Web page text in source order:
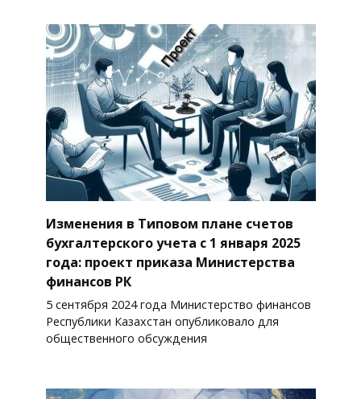
Изменения в Типовом плане счетов
бухгалтерского учета с 1 января 2025
года: проект приказа Министерства
финансов РК
5 сентября 2024 года Министерство финансов
Республики Казахстан опубликовало для
общественного обсуждения